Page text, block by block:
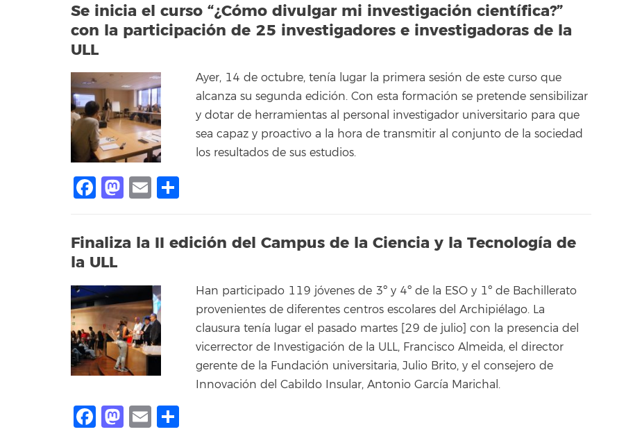
Se inicia el curso “¿Cómo divulgar mi investigación científica?”
con la participación de 25 investigadores e investigadoras de la
ULL
Ayer, 14 de octubre, tenía lugar la primera sesión de este curso que
alcanza su segunda edición. Con esta formación se pretende sensibilizar
y dotar de herramientas al personal investigador universitario para que
sea capaz y proactivo a la hora de transmitir al conjunto de la sociedad
los resultados de sus estudios.
Facebook
Mastodon
Email
Finaliza la II edición del Campus de la Ciencia y la Tecnología de
la ULL
Han participado 119 jóvenes de 3º y 4º de la ESO y 1º de Bachillerato
provenientes de diferentes centros escolares del Archipiélago. La
clausura tenía lugar el pasado martes [29 de julio] con la presencia del
vicerrector de Investigación de la ULL, Francisco Almeida, el director
gerente de la Fundación universitaria, Julio Brito, y el consejero de
Innovación del Cabildo Insular, Antonio García Marichal.
Facebook
Mastodon
Email